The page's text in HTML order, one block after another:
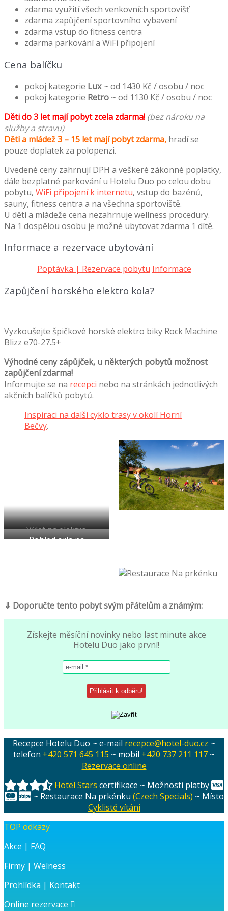
zdarma využití všech venkovních sportovišť
zdarma zapůjčení sportovního vybavení
zdarma vstup do fitness centra
zdarma parkování a WiFi připojení
Cena balíčku
pokoj kategorie Lux~ od 1430 Kč / osobu / noc
pokoj kategorie Retro ~ od 1130 Kč / osobu / noc
Děti do 3 let mají pobyt zcela zdarma! (bez nároku na
služby a stravu)
Děti a mládež 3 – 15 let mají pobyt zdarma, hradí se
pouze doplatek za polopenzi.
Uvedené ceny zahrnují DPH a veškeré zákonné poplatky,
dále bezplatné parkování u Hotelu Duo po celou dobu
pobytu, WiFi připojení k internetu, vstup do bazénů,
sauny, fitness centra a na všechna sportoviště.
U dětí a mládeže cena nezahrnuje wellness procedury.
Na 1 dospělou osobu je možné ubytovat zdarma 1 dítě.
Informace a rezervace ubytování
Poptávka | Rezervace pobytu Informace
Zapůjčení horského elektro kola?
Vyzkoušejte špičkové horské elektro biky Rock Machine
Blizz e70-27.5+
Výhodné ceny zápůjček, u některých pobytů možnost
zapůjčení zdarma!
Informujte se na recepci nebo na stránkách jednotlivých
akčních balíčků pobytů.
Inspiraci na další cyklo trasy v okolí Horní
Bečvy.
Výlet na elektro
kolech za
Pohled orla na
⇓ Doporučte tento pobyt svým přátelům a známým:
Získejte měsíční novinky nebo last minute akce
Hotelu Duo jako první!
Recepce Hotelu Duo ~ e-mail recepce@hotel-duo.cz ~
telefon +420 571 645 115 ~ mobil +420 737 211 117 ~
Rezervace online
Hotel Stars certifikace ~ Možnosti platby
~ Restaurace Na prkénku (Czech Specials) ~ Místo
Cyklisté vítáni
TOP odkazy
Akce | FAQ
Firmy | Welness
Prohlídka | Kontakt
Online rezervace